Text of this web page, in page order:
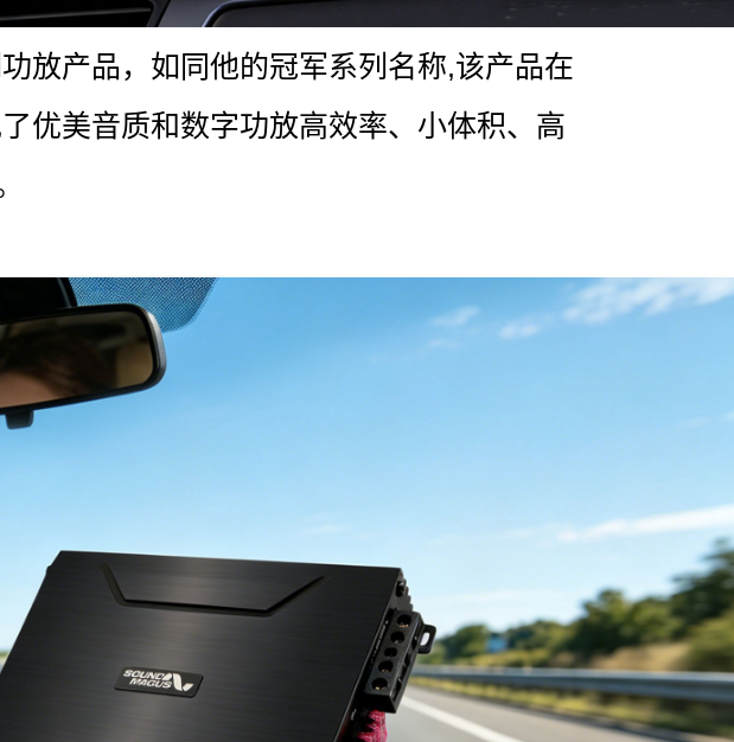
放产品，如同他的冠军系列名称,该产品在
优美音质和数字功放高效率、小体积、高